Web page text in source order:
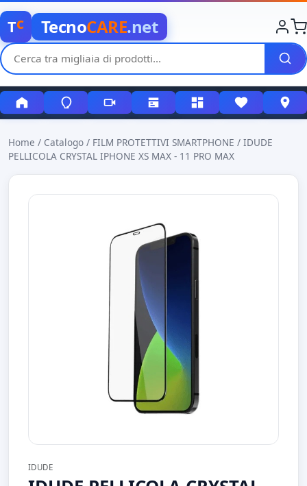
Tc TecnoCARE.net
Home / Catalogo / FILM PROTETTIVI SMARTPHONE / IDUDE
PELLICOLA CRYSTAL IPHONE XS MAX - 11 PRO MAX
IDUDE